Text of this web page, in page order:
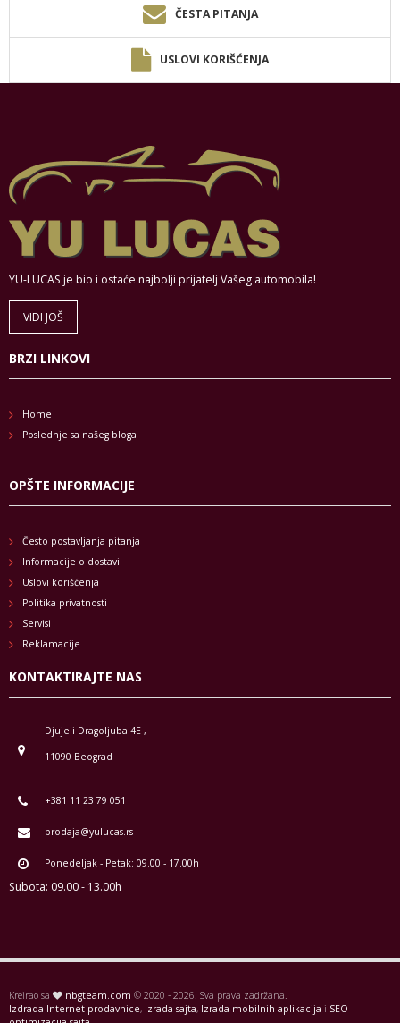
ČESTA PITANJA
USLOVI KORIŠĆENJA
YU-LUCAS je bio i ostaće najbolji prijatelj Vašeg automobila!
VIDI JOŠ
BRZI LINKOVI
Home
Poslednje sa našeg bloga
OPŠTE INFORMACIJE
Često postavljanja pitanja
Informacije o dostavi
Uslovi korišćenja
Politika privatnosti
Servisi
Reklamacije
KONTAKTIRAJTE NAS
Djuje i Dragoljuba 4E ,
11090 Beograd
+381 11 23 79 051
prodaja@yulucas.rs
Ponedeljak - Petak: 09.00 - 17.00h
Subota: 09.00 - 13.00h
Kreirao sa nbgteam.com © 2020 - 2026. Sva prava zadržana.
Izdrada Internet prodavnice, Izrada sajta, Izrada mobilnih aplikacija i SEO